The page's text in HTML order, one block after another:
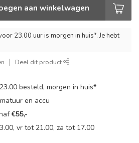
aan winkelwagen
23.00 uur is morgen in huis*. Je hebt
Deel dit product
besteld, morgen in huis*
en accu
€55,-
vr tot 21.00, za tot 17.00